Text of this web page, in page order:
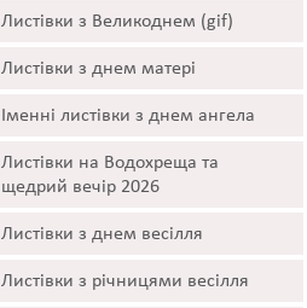
Листівки з Великоднем (gif)
Листівки з днем матері
Іменні листівки з днем ангела
Листівки на Водохреща та
щедрий вечір 2026
Листівки з днем весілля
Листівки з річницями весілля